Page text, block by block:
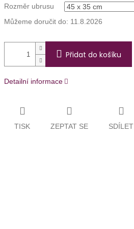
Rozměr ubrusu
Můžeme doručit do: 11.8.2026
Přidat do košíku
Detailní informace
TISK ZEPTAT SE SDÍLET